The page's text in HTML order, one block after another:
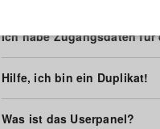
Ich habe Zugangsdaten
Hilfe, ich bin ein Duplikat!
Was ist das Userpanel?